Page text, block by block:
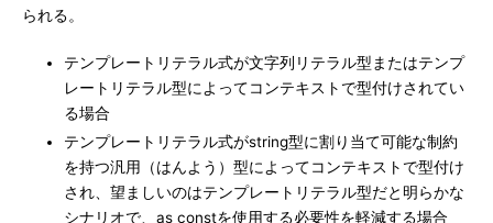
られる。
テンプレートリテラル式が文字列リテラル型またはテンプ
レートリテラル型によってコンテキストで型付けされてい
る場合
テンプレートリテラル式がstring型に割り当て可能な制約
を持つ汎用（はんよう）型によってコンテキストで型付け
され、望ましいのはテンプレートリテラル型だと明らかな
シナリオで、as constを使用する必要性を軽減する場合